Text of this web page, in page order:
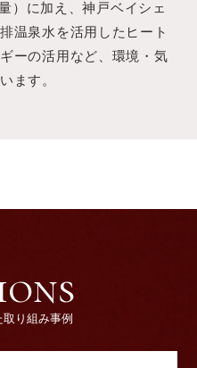
）に加え、神戸ベイシェ
温泉水を活用したヒート
ーの活用など、環境・気
ます。
り組み事例